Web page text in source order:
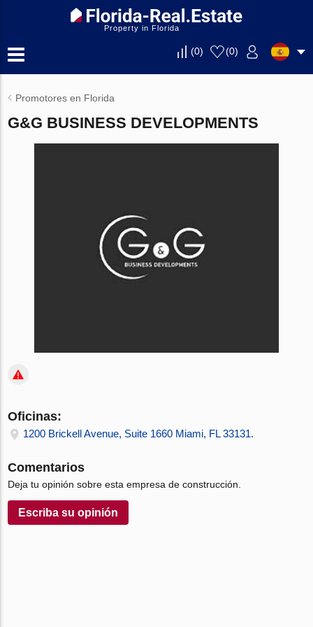
Property in Florida
(0) (0)
Promotores en Florida
G&G BUSINESS DEVELOPMENTS
Oficinas:
1200 Brickell Avenue, Suite 1660 Miami, FL 33131.
Comentarios
Deja tu opinión sobre esta empresa de construcción.
Escriba su opinión